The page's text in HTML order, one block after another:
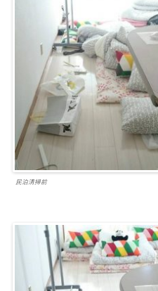
民泊清掃前